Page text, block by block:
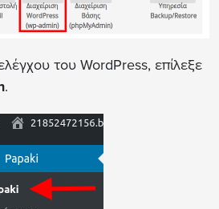
του WordPress, επίλεξε
.